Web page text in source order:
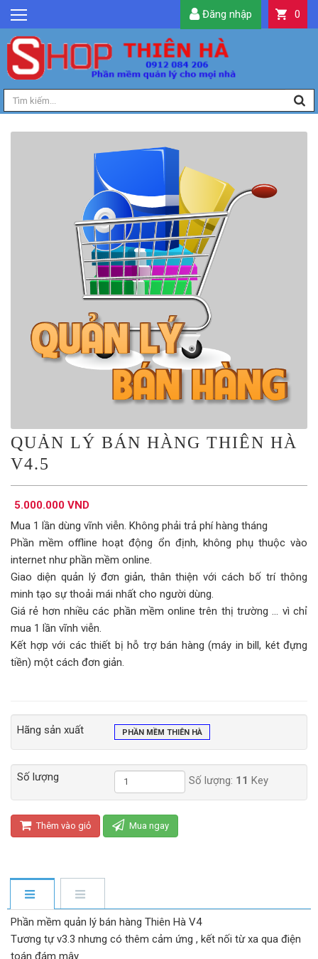
GIỚI THIỆU
TIN TỨC
SẢN PHẨM
DỊCH VỤ
0
Đăng nhập
QUẢN LÝ BÁN HÀNG THIÊN HÀ
V4.5
5.000.000 VND
Mua 1 lần dùng vĩnh viễn. Không phải trả phí hàng tháng
Phần mềm offline hoạt động ổn định, không phụ thuộc vào
internet như phần mềm online.
Giao diện quản lý đơn giản, thân thiện với cách bố trí thông
minh tạo sự thoải mái nhất cho người dùng.
Giá rẻ hơn nhiều các phần mềm online trên thị trường ... vì chỉ
mua 1 lần vĩnh viễn.
Kết hợp với các thiết bị hỗ trợ bán hàng (máy in bill, két đựng
tiền) một cách đơn giản.
Hãng sản xuất PHẦN MỀM THIÊN HÀ
Số lượng Số lượng: 11 Key
Thêm vào giỏ Mua ngay
Phần mềm quản lý bán hàng Thiên Hà V4
Tương tự v3.3 nhưng có thêm cảm ứng , kết nối từ xa qua điện
toán đám mây